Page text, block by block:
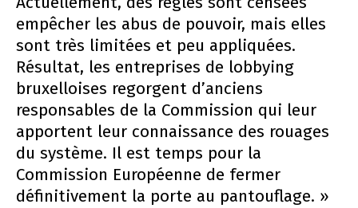
empêcher les abus de pouvoir, mais elles
sont très limitées et peu appliquées.
Résultat, les entreprises de lobbying
bruxelloises regorgent d’anciens
responsables de la Commission qui leur
apportent leur connaissance des rouages
du système. Il est temps pour la
Commission Européenne de fermer
définitivement la porte au pantouflage. »